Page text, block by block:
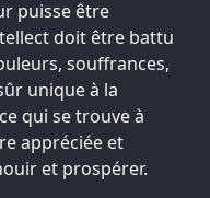
puisse être
doit être battu
souffrances,
unique à la
qui se trouve à
appréciée et
et prospérer.